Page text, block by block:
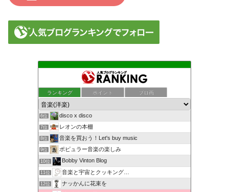
ランキング ポイント ブロ画
6位 disco x disco
7位 レオンの本棚
8位 音楽を買おう！Let's buy music
9位 ポピュラー音楽の楽しみ
10位 Bobby Vinton Blog
11位 音楽と宇宙とクッキング…
12位 ナッかんに花束を